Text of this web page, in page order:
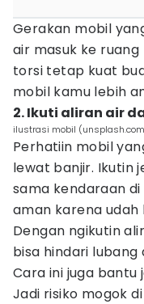
Gerakan mobil
air masuk ke ruang
torsi tetap kuat
mobil kamu lebih
2. Ikuti aliran air
ilustrasi mobil
Perhatiin mobil
lewat banjir. Ikutin
sama kendaraan
aman karena
Dengan ngikutin
bisa hindari
Cara ini juga
Jadi risiko mogok